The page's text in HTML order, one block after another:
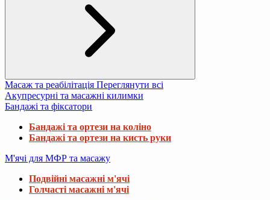
Масаж та реабілітація Переглянути всі
Акупресурні та масажні килимки
Бандажі та фіксатори
Бандажі та ортези на коліно
Бандажі та ортези на кисть руки
М'ячі для МФР та масажу
Подвійні масажні м'ячі
Голчасті масажні м'ячі